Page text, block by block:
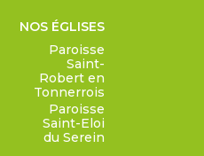
NOS ÉGLISES
Paroisse
Saint-
Robert en
Tonnerrois
Paroisse
Saint-Eloi
du Serein